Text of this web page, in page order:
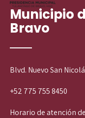
Municipio
Bravo
Blvd. Nuevo San
+52 775 755 8450
Horario de atención